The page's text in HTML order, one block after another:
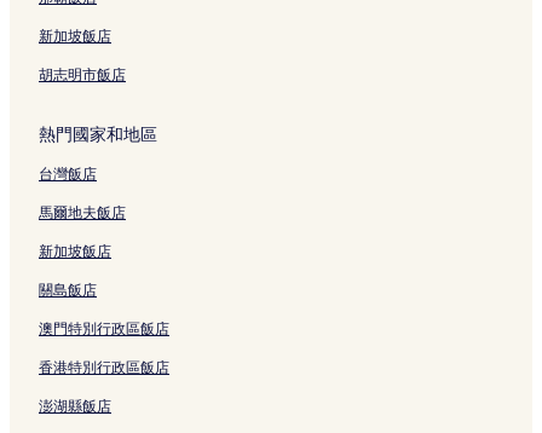
日光市 3 星級飯店
日光市 2 星級飯店
鬼怒川溫泉的日式旅館
日光市的青年旅館
日光市的旅館
日光市的日式旅館
鹽原町的日式旅館
鬼怒川溫泉的設有游泳池的飯店
鬼怒川溫泉的奢華飯店
鬼怒川溫泉的Spa 飯店
新加坡飯店
胡志明市飯店
熱門國家和地區
台灣飯店
馬爾地夫飯店
新加坡飯店
關島飯店
澳門特別行政區飯店
香港特別行政區飯店
澎湖縣飯店